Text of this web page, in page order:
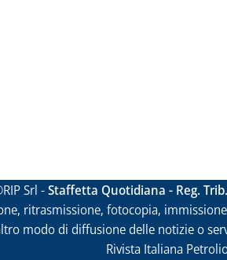
Srl -Staffetta Quotidiana - Reg.
ritrasmissione, fotocopia,
modo di diffusione delle notizie o
Rivista Italiana